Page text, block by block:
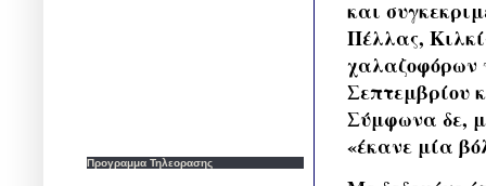
και
Πέλλας,
χαλαζοφόρων
Σεπτεμβρίου
Σύμφωνα δε,
«έκανε μία
Προγραμμα Τηλεορασης